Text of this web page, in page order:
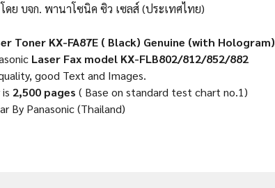
ดย บจก. พานาโซนิค ซิว เซลส์ (ประเทศไทย)
Toner KX-FA87E ( Black) Genuine (with Hologram)
Laser Fax model KX-FLB802/812/852/882
good Text and Images.
2,500 pages ( Base on standard test chart no.1)
By Panasonic (Thailand)